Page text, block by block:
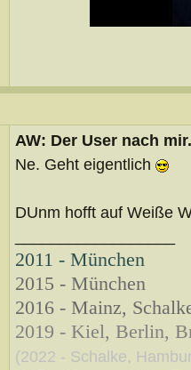
AW: Der User nach
Ne. Geht eigentlich
DUnm hofft auf Weiße
2011 - München
2015 - München
2016 - Mainz,
2019 - Kiel, Berlin,
(2022 - Schalke,